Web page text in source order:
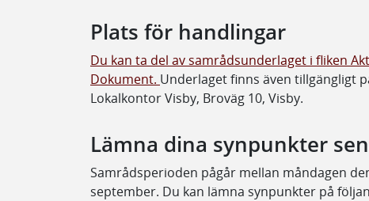
Plats för handlingar
Du kan ta del av samrådsunderlaget i fliken
Dokument. Underlaget finns även tillgängligt
Lokalkontor Visby, Broväg 10, Visby.
Lämna dina synpunkter
Samrådsperioden pågår mellan måndagen
september. Du kan lämna synpunkter på